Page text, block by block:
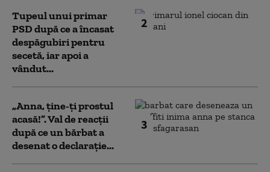
2
Tupeul unui primar
PSD după ce a încasat
despăgubiri pentru
secetă, iar apoi a
vândut...
3
„Anna, ţine-ţi prostul
acasă!”. Val de reacții
după ce un bărbat a
desenat o declarație...